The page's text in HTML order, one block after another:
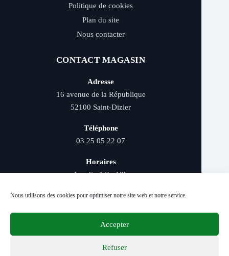
Nous utilisons des cookies pour optimiser notre site web et notre service.
Accepter
Refuser
Politique de cookies
Plan du site
Nous contacter
CONTACT MAGASIN
Adresse
16 avenue de la République
52100 Saint-Dizier
Téléphone
03 25 05 22 07
Horaires
Lundi : 14h–19h
Livraison rapide - Retrait magasin - Paiement